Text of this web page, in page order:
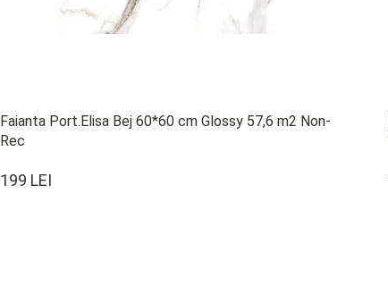
Faianta Port.Elisa Bej 60*60 cm Glossy 57,6 m2 Non-
Rec
199 LEI